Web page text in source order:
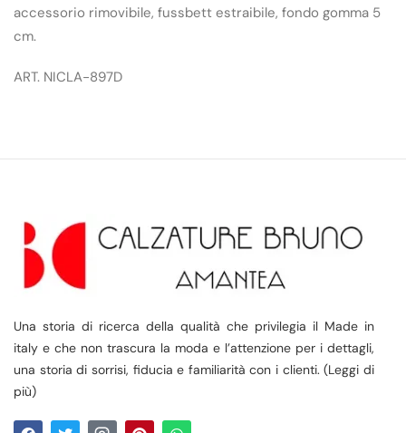
accessorio rimovibile, fussbett estraibile, fondo gomma 5
cm.
ART. NICLA-897D
Una storia di ricerca della qualità che privilegia il Made in
italy e che non trascura la moda e l’attenzione per i dettagli,
una storia di sorrisi, fiducia e familiarità con i clienti. (Leggi di
più)